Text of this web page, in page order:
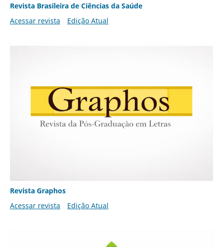
Revista Brasileira de Ciências da Saúde
Acessar revista
Edição Atual
Revista Graphos
Acessar revista
Edição Atual